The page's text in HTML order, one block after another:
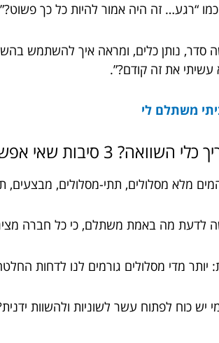
“רגע… זה היה אמור להיות כל כך
סדר, נותן כלים, ומראה איך להשתמש
את זה קודם?”.
משתלם לי
סיבות שאי אפשר להתווכח איתן
מלא מסלולים, תתי-מסלולים, מבצעים,
לדעת מה באמת משתלם, כי כל חברה
יותר מדי מסלולים גורמים לנו לדחות
יש כוח לפתוח עשר לשוניות ולהשוות